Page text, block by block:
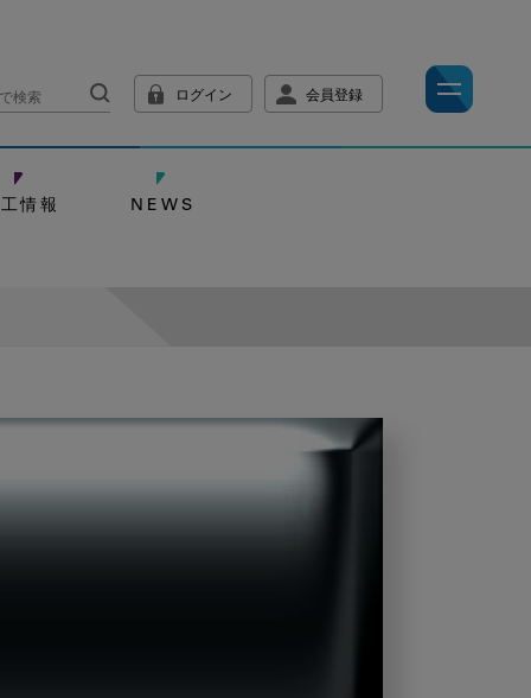
ログイン 会員登録
情報 NEWS